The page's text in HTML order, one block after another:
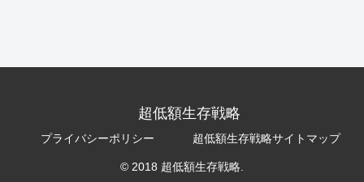
超低額生存戦略
プライバシーポリシー 超低額生存戦略サイトマップ
© 2018 超低額生存戦略.